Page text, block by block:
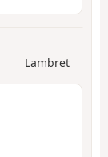
Lambret